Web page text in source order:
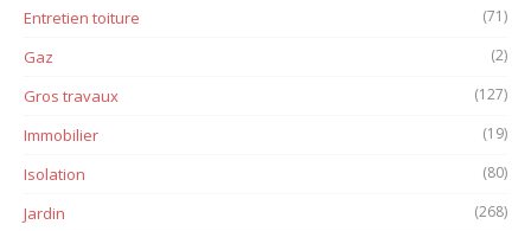
Entretien toiture (71)
Gaz (2)
Gros travaux (127)
Immobilier (19)
Isolation (80)
Jardin (268)